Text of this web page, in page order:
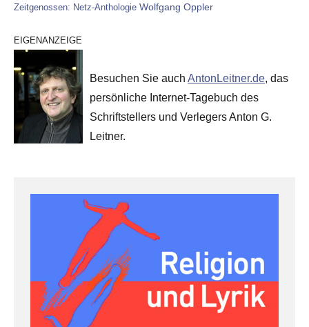
Zeitgenossen: Netz-Anthologie Wolfgang Oppler
EIGENANZEIGE
Besuchen Sie auch AntonLeitner.de, das
persönliche Internet-Tagebuch des
Schriftstellers und Verlegers Anton G.
Leitner.